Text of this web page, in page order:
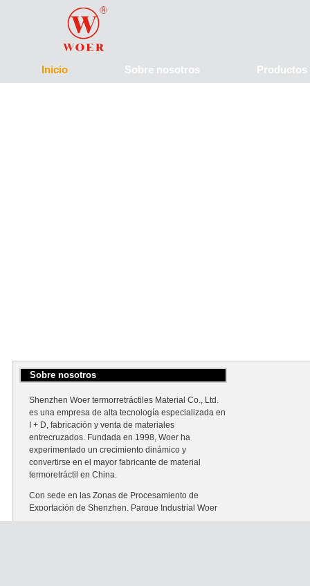
Inicio Sobre nosotros Productos
Sobre nosotros
Shenzhen Woer termorretráctiles Material Co., Ltd.
es una empresa de alta tecnología especializada en
I + D, fabricación y venta de materiales
entrecruzados. Fundada en 1998, Woer ha
experimentado un crecimiento dinámico y
convertirse en el mayor fabricante de material
termoretráctil en China.
Con sede en las Zonas de Procesamiento de
Exportación de Shenzhen, Parque Industrial Woer